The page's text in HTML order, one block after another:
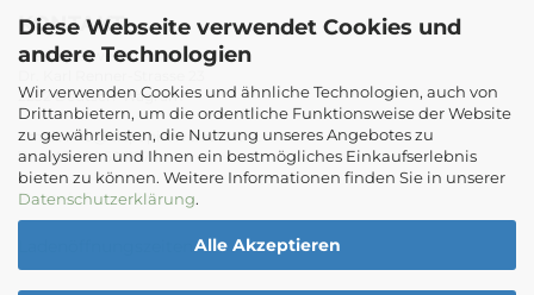
Diese Webseite verwendet Cookies und
andere Technologien
Wir verwenden Cookies und ähnliche Technologien, auch von
Drittanbietern, um die ordentliche Funktionsweise der Website
zu gewährleisten, die Nutzung unseres Angebotes zu
analysieren und Ihnen ein bestmögliches Einkaufserlebnis
bieten zu können. Weitere Informationen finden Sie in unserer
Datenschutzerklärung.
Alle Akzeptieren
KONTAKT
Die Papierwerkstatt
2232 Deutsch-Wagram
Email: info@diepapierwerkstatt.at
Tel. +43 664 5261978
Kontaktformular